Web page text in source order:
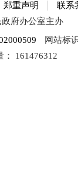
郑重声明 联系
府办公室主办
网站标
161476312